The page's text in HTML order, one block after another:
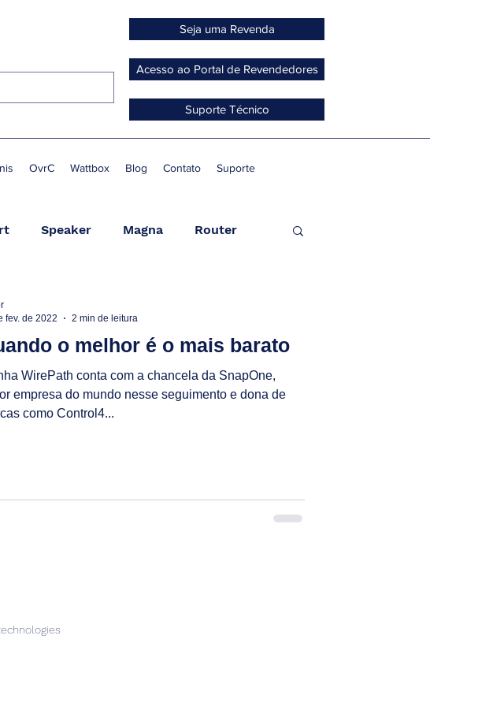
Seja uma Revenda
Acesso ao Portal de Revendedores
Suporte Técnico
OvrC Wattbox Blog Contato Suporte
Speaker Magna Router
o melhor é o mais barato
WirePath conta com a chancela da SnapOne,
empresa do mundo nesse seguimento e dona de
como Control4...
fev. de 2022
2 min de leitura